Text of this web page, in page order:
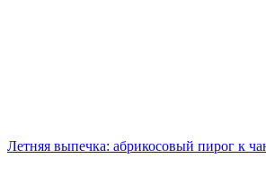
Летняя выпечка: абрикосовый пирог к